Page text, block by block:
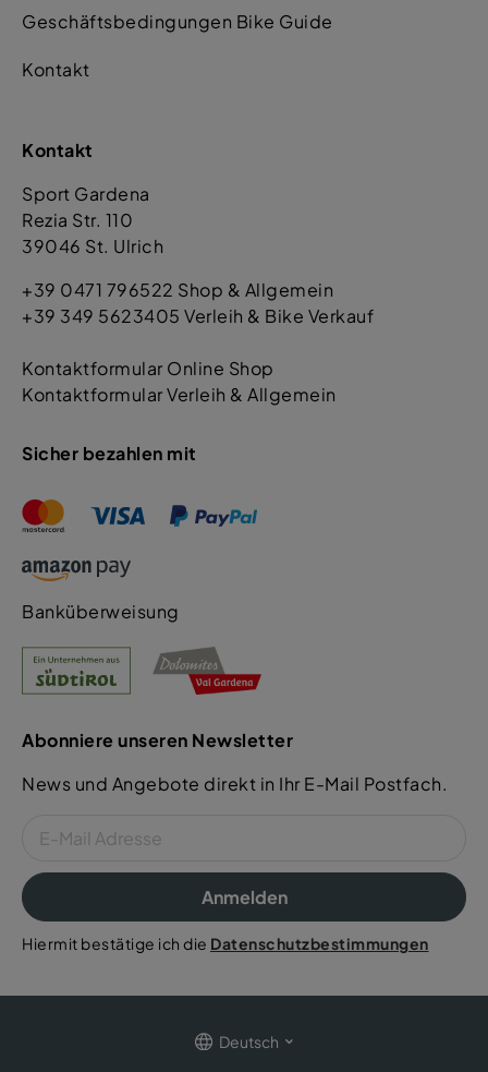
Geschäftsbedingungen Bike Guide
Kontakt
Kontakt
Sport Gardena
Rezia Str. 110
39046 St. Ulrich
+39 0471 796522 Shop & Allgemein
+39 349 5623405 Verleih & Bike Verkauf
Kontaktformular Online Shop
Kontaktformular Verleih & Allgemein
Sicher bezahlen mit
Banküberweisung
Abonniere unseren Newsletter
News und Angebote direkt in Ihr E-Mail Postfach.
Anmelden
Hiermit bestätige ich die Datenschutzbestimmungen
Deutsch